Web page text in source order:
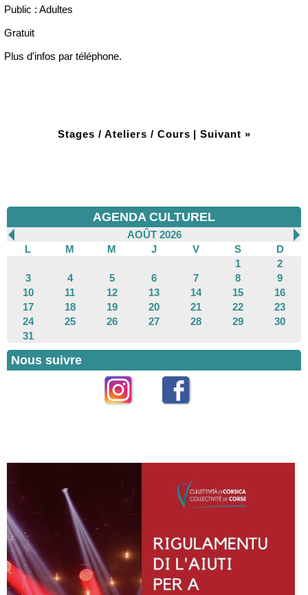
Public : Adultes
Gratuit
Plus d'infos par téléphone.
Stages / Ateliers / Cours | Suivant »
AGENDA CULTUREL
AOÛT 2026
L
M M J V S
D
1
2
3
4 5 6 7 8
9
10
11 12 13 14 15
16
17
18 19 20 21 22
23
24
25 26 27 28 29
30
31
Nous suivre